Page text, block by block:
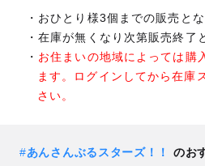
おひとり様3個までの販売とな
在庫が無くなり次第販売終了
お住まいの地域によっては購
ます。ログインしてから在庫
さい。
#あんさんぶるスターズ！！ のお